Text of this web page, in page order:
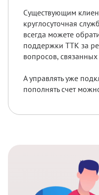
Существующим
круглосуточная
всегда можете
поддержки ТТК за
вопросов, связанных
А управлять уже
пополнять счет